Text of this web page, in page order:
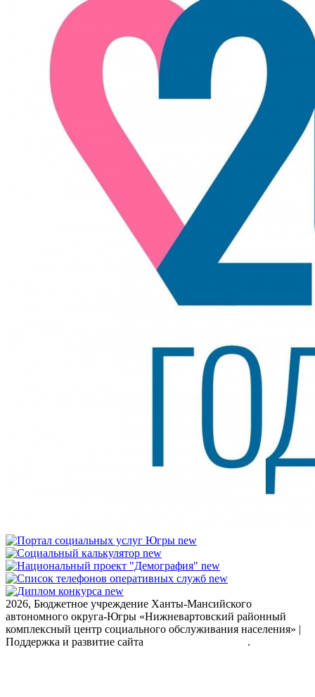
2026, Бюджетное учреждение Ханты-Мансийского
автономного округа-Югры «Нижневартовский районный
комплексный центр социального обслуживания населения» |
Поддержка и развитие сайта
.